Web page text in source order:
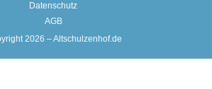
Datenschutz
AGB
2026 – Altschulzenhof.de